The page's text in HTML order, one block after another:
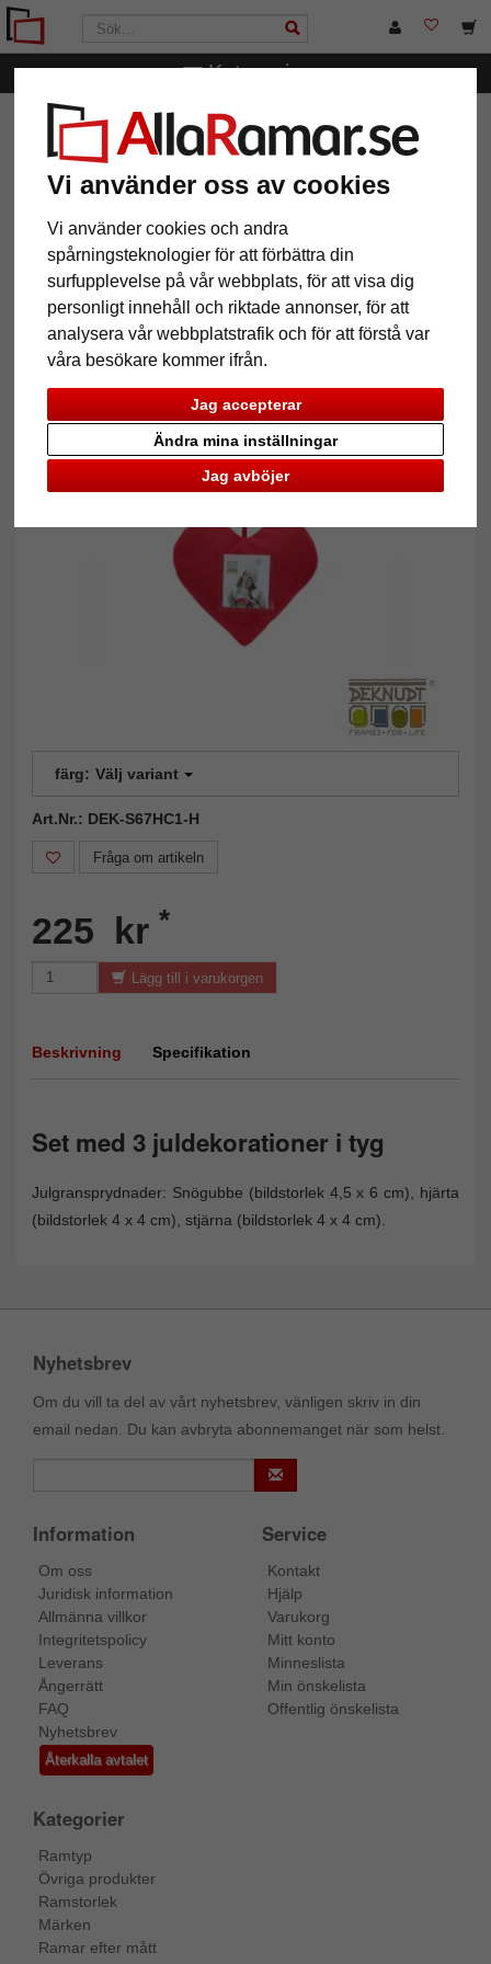
Vi använder oss av cookies
Vi använder cookies och andra
spårningsteknologier för att förbättra din
surfupplevelse på vår webbplats, för att visa dig
personligt innehåll och riktade annonser, för att
analysera vår webbplatstrafik och för att förstå var
våra besökare kommer ifrån.
Jag accepterar
Jag avböjer
Ändra mina inställningar
Kategorier
AllaRamar.se Märken Deknudt
Set med
julgransprydnader
Set med julgransprydnader
färg: Välj variant
Art.Nr.: DEK-S67HC1-H
Fråga om artikeln
225 kr *
Lägg till i varukorgen
Beskrivning Specifikation
Set med 3 juldekorationer i tyg
Julgransprydnader: Snögubbe (bildstorlek 4,5 x 6 cm), hjärta
(bildstorlek 4 x 4 cm), stjärna (bildstorlek 4 x 4 cm).
Nyhetsbrev
Om du vill ta del av vårt nyhetsbrev, vänligen skriv in din
email nedan. Du kan avbryta abonnemanget när som helst.
Information
Om oss
Juridisk information
Allmänna villkor
Integritetspolicy
Leverans
Ångerrätt
FAQ
Nyhetsbrev
Återkalla avtalet
Service
Kontakt
Hjälp
Varukorg
Mitt konto
Minneslista
Min önskelista
Offentlig önskelista
Kategorier
Ramtyp
Övriga produkter
Ramstorlek
Märken
Ramar efter mått